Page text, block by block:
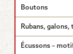
peuvent
choisies
Boutons
Rubans,
Écussons –